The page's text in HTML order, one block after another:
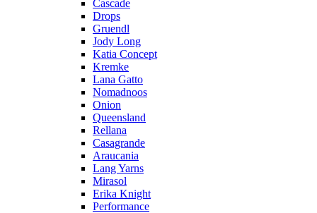
Cascade
Drops
Gruendl
Jody Long
Katia Concept
Kremke
Lana Gatto
Nomadnoos
Onion
Queensland
Rellana
Casagrande
Araucania
Lang Yarns
Mirasol
Erika Knight
Performance